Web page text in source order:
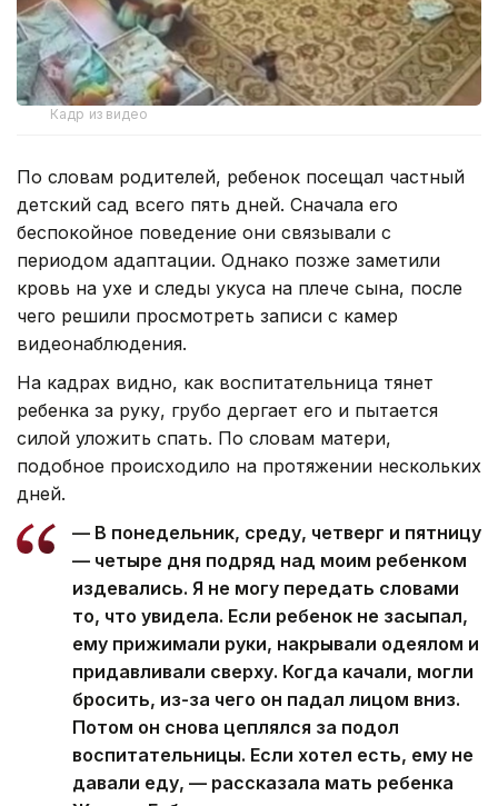
Кадр из видео
По словам родителей, ребенок посещал частный
детский сад всего пять дней. Сначала его
беспокойное поведение они связывали с
периодом адаптации. Однако позже заметили
кровь на ухе и следы укуса на плече сына, после
чего решили просмотреть записи с камер
видеонаблюдения.
На кадрах видно, как воспитательница тянет
ребенка за руку, грубо дергает его и пытается
силой уложить спать. По словам матери,
подобное происходило на протяжении нескольких
дней.
— В понедельник, среду, четверг и пятницу
— четыре дня подряд над моим ребенком
издевались. Я не могу передать словами
то, что увидела. Если ребенок не засыпал,
ему прижимали руки, накрывали одеялом и
придавливали сверху. Когда качали, могли
бросить, из-за чего он падал лицом вниз.
Потом он снова цеплялся за подол
воспитательницы. Если хотел есть, ему не
давали еду, — рассказала мать ребенка